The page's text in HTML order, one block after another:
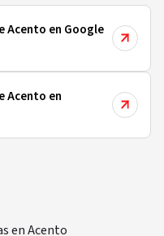
Acento en Google
Acento en